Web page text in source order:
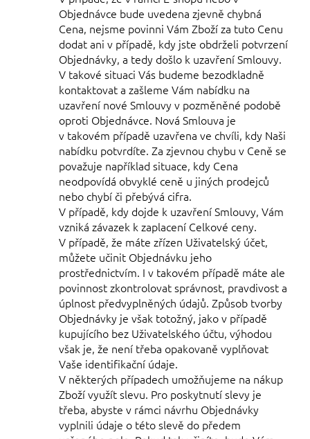
Objednávce bude uvedena zjevně chybná
Cena, nejsme povinni Vám Zboží za tuto Cenu
dodat ani v případě, kdy jste obdrželi potvrzení
Objednávky, a tedy došlo k uzavření Smlouvy.
V takové situaci Vás budeme bezodkladně
kontaktovat a zašleme Vám nabídku na
uzavření nové Smlouvy v pozměněné podobě
oproti Objednávce. Nová Smlouva je
v takovém případě uzavřena ve chvíli, kdy Naši
nabídku potvrdíte. Za zjevnou chybu v Ceně se
považuje například situace, kdy Cena
neodpovídá obvyklé ceně u jiných prodejců
nebo chybí či přebývá cifra.
V případě, kdy dojde k uzavření Smlouvy, Vám
vzniká závazek k zaplacení Celkové ceny.
V případě, že máte zřízen Uživatelský účet,
můžete učinit Objednávku jeho
prostřednictvím. I v takovém případě máte ale
povinnost zkontrolovat správnost, pravdivost a
úplnost předvyplněných údajů. Způsob tvorby
Objednávky je však totožný, jako v případě
kupujícího bez Uživatelského účtu, výhodou
však je, že není třeba opakovaně vyplňovat
Vaše identifikační údaje.
V některých případech umožňujeme na nákup
Zboží využít slevu. Pro poskytnutí slevy je
třeba, abyste v rámci návrhu Objednávky
vyplnili údaje o této slevě do předem